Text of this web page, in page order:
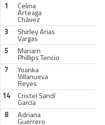
1 Celina
Arteaga
Chávez
3
Shirley Arias
Vargas
5
Mariam
Phillips Tencio
7
Yoanka
Villanueva
Reyes
14
Cristel Sandí
García
8
Adriana
Guerrero